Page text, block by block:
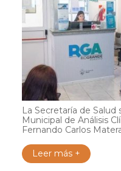
La Secretaría de
Municipal de Análisis
Fernando Carlos
Leer más +